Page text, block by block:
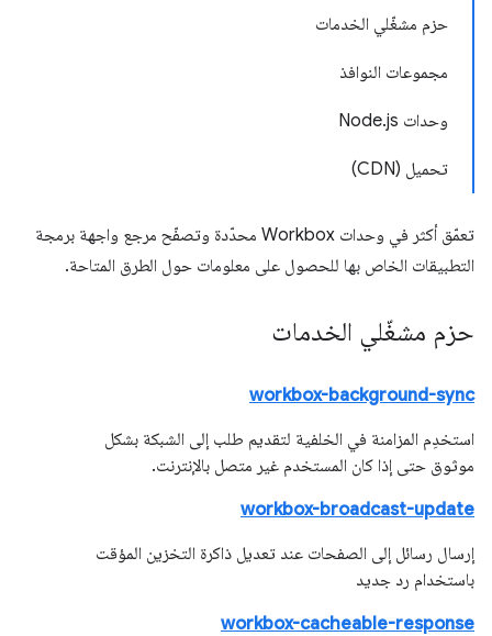
حزم مشغّلي الخدمات
مجموعات النوافذ
وحدات Node.js
تحميل (CDN)
تعمّق أكثر في وحدات Workbox محدّدة وتصفّح مرجع واجهة برمجة
التطبيقات الخاص بها للحصول على معلومات حول الطرق المتاحة.
حزم مشغّلي الخدمات
workbox-background-sync
استخدِم المزامنة في الخلفية لتقديم طلب إلى الشبكة بشكل
موثوق حتى إذا كان المستخدم غير متصل بالإنترنت.
workbox-broadcast-update
إرسال رسائل إلى الصفحات عند تعديل ذاكرة التخزين المؤقت
باستخدام رد جديد
workbox-cacheable-response